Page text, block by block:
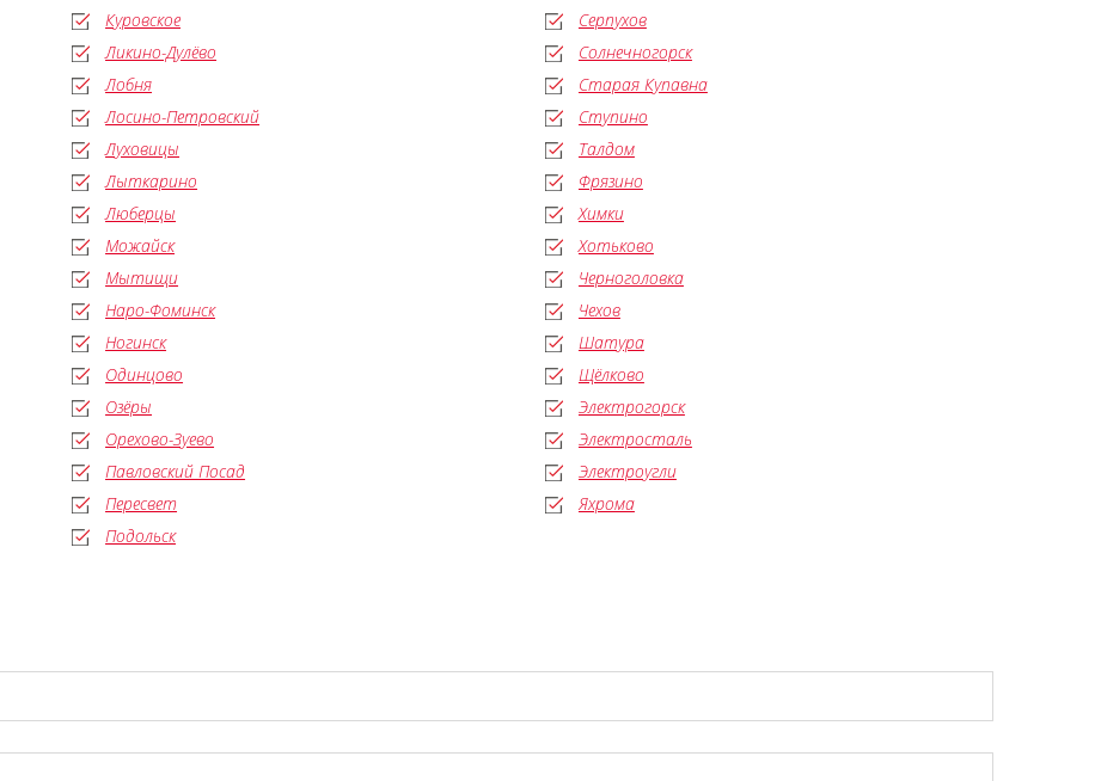
Куровское
Ликино-Дулёво
Лобня
Лосино-Петровский
Луховицы
Лыткарино
Люберцы
Можайск
Мытищи
Наро-Фоминск
Ногинск
Одинцово
Озёры
Орехово-Зуево
Павловский Посад
Пересвет
Подольск
Серпухов
Солнечногорск
Старая Купавна
Ступино
Талдом
Фрязино
Химки
Хотьково
Черноголовка
Чехов
Шатура
Щёлково
Электрогорск
Электросталь
Электроугли
Яхрома